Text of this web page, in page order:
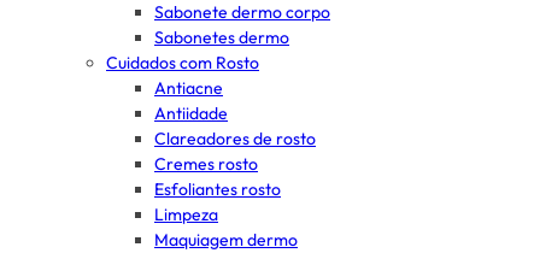
Sabonete dermo corpo
Sabonetes dermo
Cuidados com Rosto
Antiacne
Antiidade
Clareadores de rosto
Cremes rosto
Esfoliantes rosto
Limpeza
Maquiagem dermo